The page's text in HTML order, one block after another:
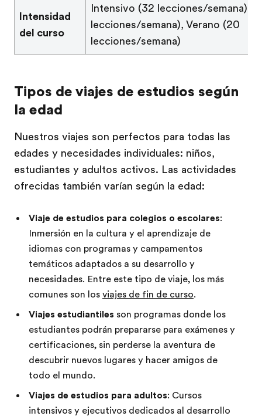
Intensidad
del curso
Intensivo (32 lecciones/semana),
lecciones/semana), Verano (20
lecciones/semana)
Tipos de viajes de estudios según
la edad
Nuestros viajes son perfectos para todas las
edades y necesidades individuales: niños,
estudiantes y adultos activos. Las actividades
ofrecidas también varían según la edad:
Viaje de estudios para colegios o escolares:
Inmersión en la cultura y el aprendizaje de
idiomas con programas y campamentos
temáticos adaptados a su desarrollo y
necesidades. Entre este tipo de viaje, los más
comunes son los viajes de fin de curso.
Viajes estudiantiles son programas donde los
estudiantes podrán prepararse para exámenes y
certificaciones, sin perderse la aventura de
descubrir nuevos lugares y hacer amigos de
todo el mundo.
Viajes de estudios para adultos: Cursos
intensivos y ejecutivos dedicados al desarrollo